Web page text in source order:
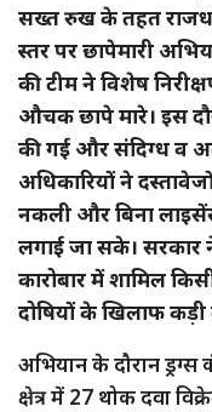
सख्त रुख के तहत
स्तर पर छापेमारी
की टीम ने विशेष
औचक छापे मारे। इस
की गई और संदिग्ध व
अधिकारियों ने
नकली और बिना
लगाई जा सके। सरकार
कारोबार में शामिल
दोषियों के खिलाफ कड़ी
अभियान के दौरान ड्रग्स
क्षेत्र में 27 थोक दवा